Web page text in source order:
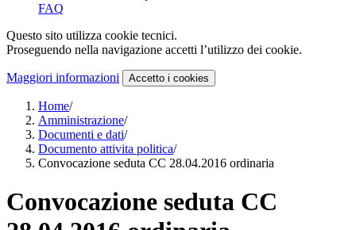
FAQ
Questo sito utilizza cookie tecnici.
Proseguendo nella navigazione accetti l’utilizzo dei cookie.
Maggiori informazioni Accetto i cookies
Home/
Amministrazione/
Documenti e dati/
Documento attivita politica/
Convocazione seduta CC 28.04.2016 ordinaria
Convocazione seduta CC